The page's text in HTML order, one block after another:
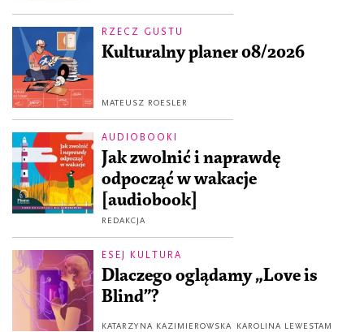
RZECZ GUSTU
Kulturalny planer 08/2026
MATEUSZ ROESLER
AUDIOBOOKI
Jak zwolnić i naprawdę
odpocząć w wakacje
[audiobook]
REDAKCJA
ESEJ KULTURA
Dlaczego oglądamy „Love is
Blind”?
KATARZYNA KAZIMIEROWSKA KAROLINA LEWESTAM